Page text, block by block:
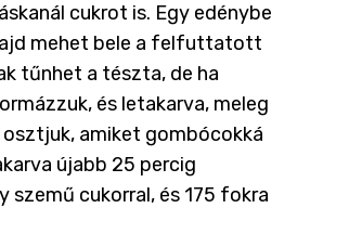
cukrot is. Egy edénybe
mehet bele a felfuttatott
tűnhet a tészta, de ha
és letakarva, meleg
amiket gombócokká
újabb 25 percig
szemű cukorral, és 175 fokra